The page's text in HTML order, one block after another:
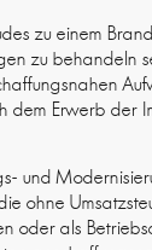
zu einem
zu behandeln
Erwerb der
und
ohne
oder als